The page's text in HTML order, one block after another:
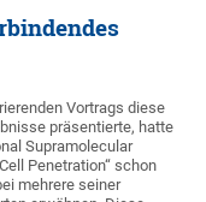
Vortrags diese
präsentierte, hatte
Supramolecular
Penetration“ schon
mehrere seiner